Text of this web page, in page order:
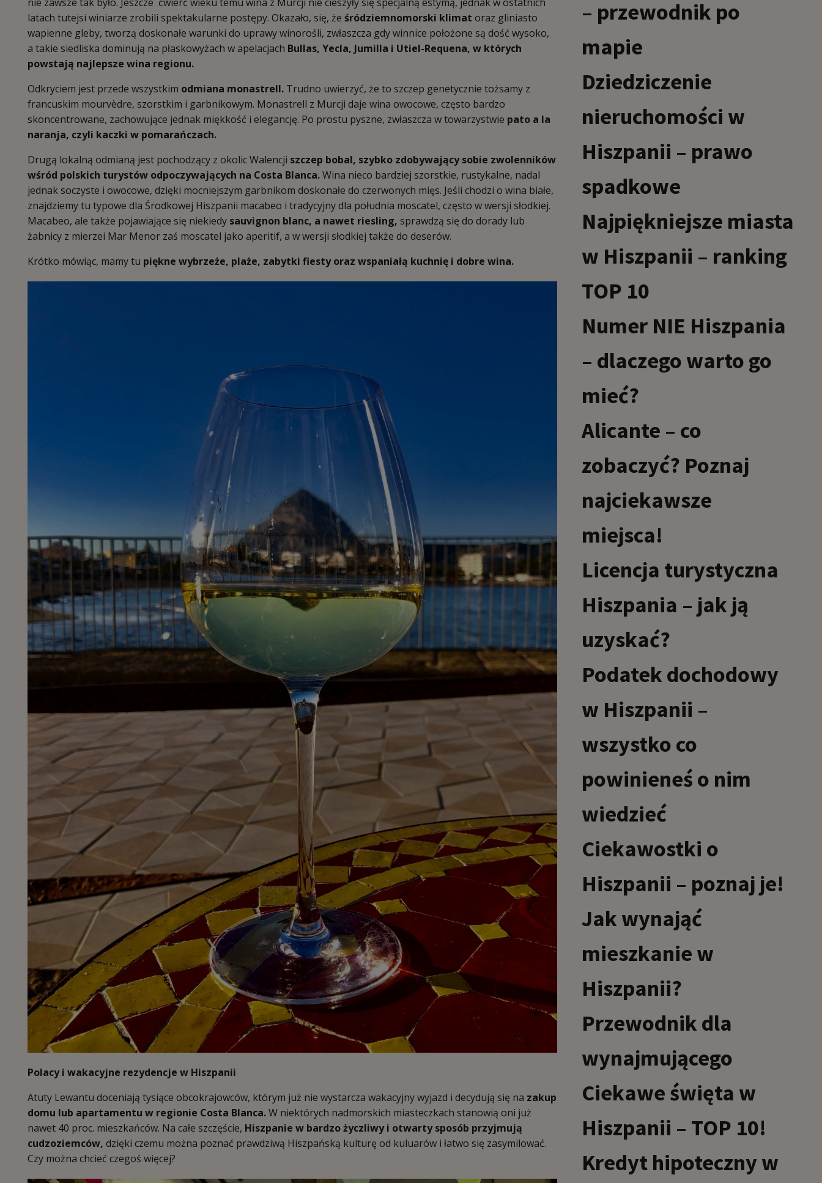
latach tutejsi winiarze zrobili spektakularne postępy. Okazało, się, że śródziemnomorski klimat oraz gliniasto
wapienne gleby, tworzą doskonałe warunki do uprawy winorośli, zwłaszcza gdy winnice położone są dość wysoko,
a takie siedliska dominują na płaskowyżach w apelacjach Bullas, Yecla, Jumilla i Utiel-Requena, w których
powstają najlepsze wina regionu.
Odkryciem jest przede wszystkim odmiana monastrell. Trudno uwierzyć, że to szczep genetycznie tożsamy z
francuskim mourvèdre, szorstkim i garbnikowym. Monastrell z Murcji daje wina owocowe, często bardzo
skoncentrowane, zachowujące jednak miękkość i elegancję. Po prostu pyszne, zwłaszcza w towarzystwie pato a la
naranja, czyli kaczki w pomarańczach.
Drugą lokalną odmianą jest pochodzący z okolic Walencji szczep bobal, szybko zdobywający sobie zwolenników
wśród polskich turystów odpoczywających na Costa Blanca.Wina nieco bardziej szorstkie, rustykalne, nadal
jednak soczyste i owocowe, dzięki mocniejszym garbnikom doskonałe do czerwonych mięs. Jeśli chodzi o wina białe,
znajdziemy tu typowe dla Środkowej Hiszpanii macabeo i tradycyjny dla południa moscatel, często w wersji słodkiej.
Macabeo, ale także pojawiające się niekiedy sauvignon blanc, a nawet riesling, sprawdzą się do dorady lub
żabnicy z mierzei Mar Menor zaś moscatel jako aperitif, a w wersji słodkiej także do deserów.
Krótko mówiąc, mamy tu piękne wybrzeże, plaże, zabytki fiesty oraz wspaniałą kuchnię i dobre wina.
Polacy i wakacyjne rezydencje w Hiszpanii
Atuty Lewantu doceniają tysiące obcokrajowców, którym już nie wystarcza wakacyjny wyjazd i decydują się na zakup
domu lub apartamentu w regionie Costa Blanca.W niektórych nadmorskich miasteczkach stanowią oni już
nawet 40 proc. mieszkańców. Na całe szczęście, Hiszpanie w bardzo życzliwy i otwarty sposób przyjmują
cudzoziemców, dzięki czemu można poznać prawdziwą Hiszpańską kulturę od kuluarów i łatwo się zasymilować.
Czy można chcieć czegoś więcej?
– przewodnik po
mapie
Dziedziczenie
nieruchomości w
Hiszpanii – prawo
spadkowe
Najpiękniejsze miasta
w Hiszpanii – ranking
TOP 10
Numer NIE Hiszpania
– dlaczego warto go
mieć?
Alicante – co
zobaczyć? Poznaj
najciekawsze
miejsca!
Licencja turystyczna
Hiszpania – jak ją
uzyskać?
Podatek dochodowy
w Hiszpanii –
wszystko co
powinieneś o nim
wiedzieć
Ciekawostki o
Hiszpanii – poznaj je!
Jak wynająć
mieszkanie w
Hiszpanii?
Przewodnik dla
wynajmującego
Ciekawe święta w
Hiszpanii – TOP 10!
Kredyt hipoteczny w